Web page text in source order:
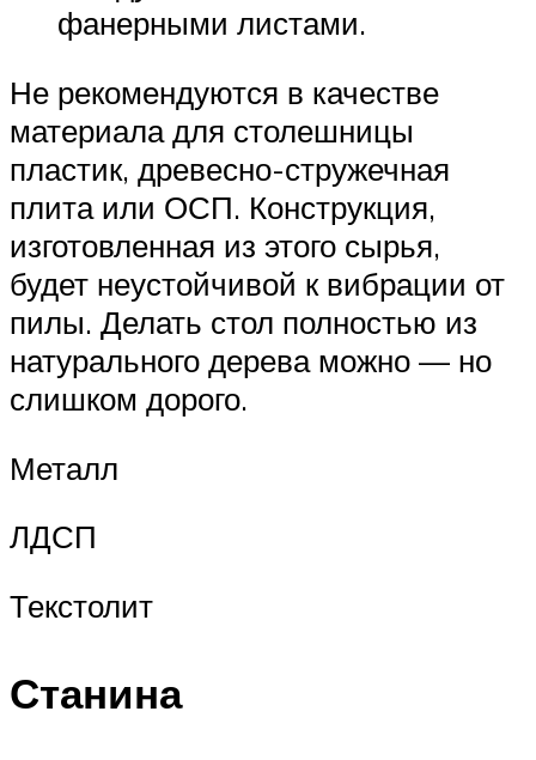
фанерными листами.
Не рекомендуются в качестве
материала для столешницы
пластик, древесно-стружечная
плита или ОСП. Конструкция,
изготовленная из этого сырья,
будет неустойчивой к вибрации от
пилы. Делать стол полностью из
натурального дерева можно — но
слишком дорого.
Металл
ЛДСП
Текстолит
Станина